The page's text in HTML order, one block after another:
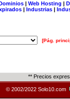
| Web Hosting |
| Industrias |
[Pág.
** Precios
© 2002/2022 Solo10.com